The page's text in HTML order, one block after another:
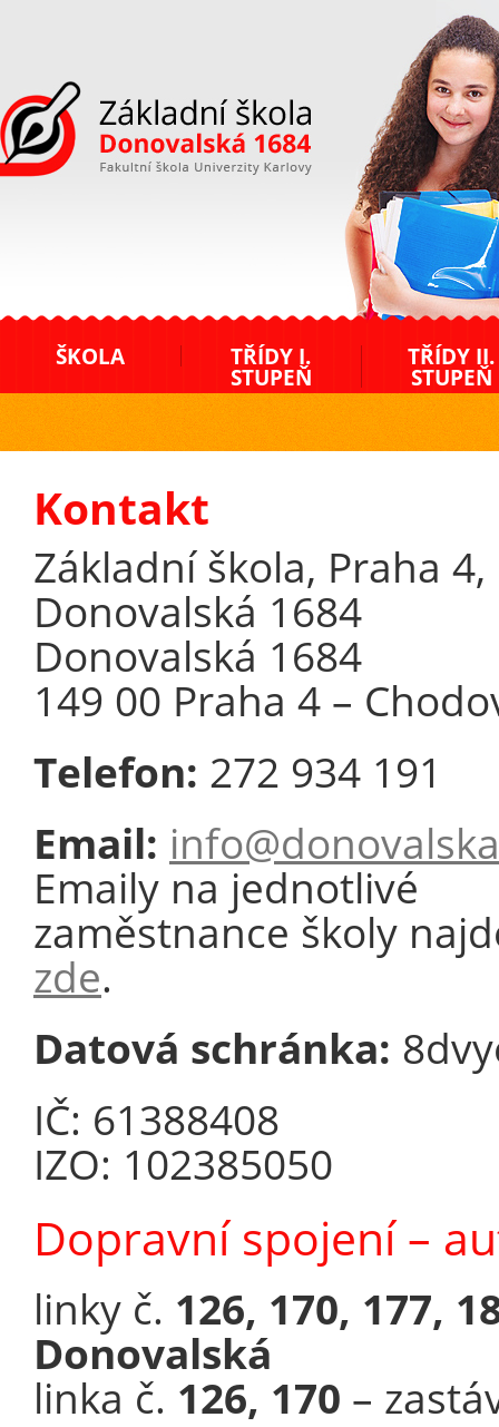
ZŠ Donovalská
ŠKOLA TŘÍDY I.
STUPEŇ
TŘÍDY II.
STUPEŇ
Kontakt
Základní škola, Praha 4,
Donovalská 1684
Donovalská 1684
149 00 Praha 4 –
Telefon: 272 934 191
Email:
Emaily na jednotlivé
zaměstnance školy
zde.
Datová schránka:
IČ: 61388408
IZO: 102385050
Dopravní spojení –
linky č. 126, 170, 177,
Donovalská
linka č. 126, 170 –